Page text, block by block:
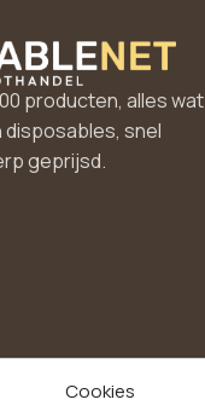
Cookies
producten, alles wat
disposables, snel
geprijsd.